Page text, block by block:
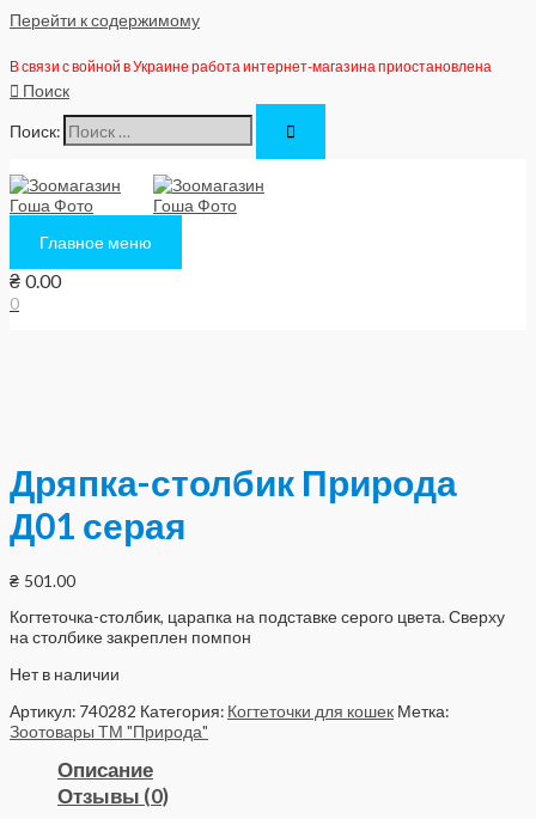
Перейти к содержимому
В связи с войной в Украине работа интернет-магазина приостановлена
Поиск
Поиск:
Главное меню
₴ 0.00
0
Дряпка-столбик Природа
Д01 серая
₴ 501.00
Когтеточка-столбик, царапка на подставке серого цвета. Сверху
на столбике закреплен помпон
Нет в наличии
Артикул: 740282 Категория: Когтеточки для кошек Метка:
Зоотовары ТМ "Природа"
Описание
Отзывы (0)